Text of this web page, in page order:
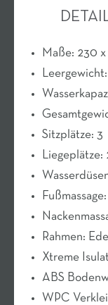
Maße: 230 x
Sitzplätze: 3
Liegeplätze:
Rahmen:
Xtreme
ABS
WPC